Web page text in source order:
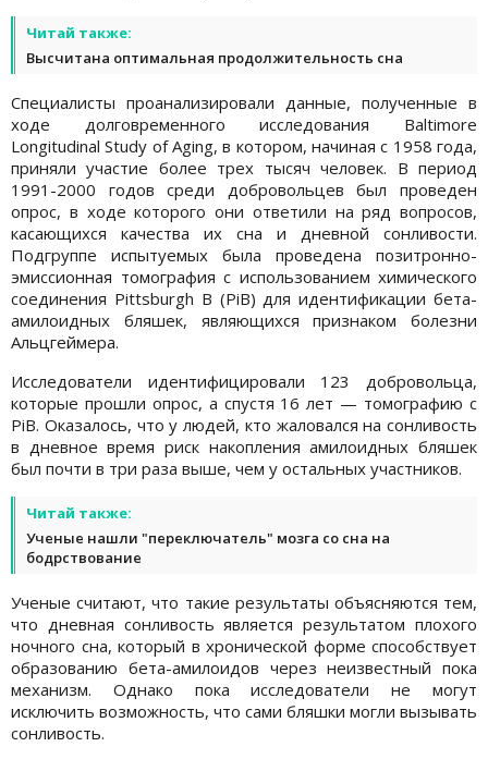
Читай также:
Высчитана оптимальная продолжительность сна
Специалисты проанализировали данные, полученные в
ходе долговременного исследования Baltimore
Longitudinal Study of Aging, в котором, начиная с 1958 года,
приняли участие более трех тысяч человек. В период
1991-2000 годов среди добровольцев был проведен
опрос, в ходе которого они ответили на ряд вопросов,
касающихся качества их сна и дневной сонливости.
Подгруппе испытуемых была проведена позитронно-
эмиссионная томография с использованием химического
соединения Pittsburgh B (PiB) для идентификации бета-
амилоидных бляшек, являющихся признаком болезни
Альцгеймера.
Исследователи идентифицировали 123 добровольца,
которые прошли опрос, а спустя 16 лет — томографию с
PiB. Оказалось, что у людей, кто жаловался на сонливость
в дневное время риск накопления амилоидных бляшек
был почти в три раза выше, чем у остальных участников.
Читай также:
Ученые нашли "переключатель" мозга со сна на
бодрствование
Ученые считают, что такие результаты объясняются тем,
что дневная сонливость является результатом плохого
ночного сна, который в хронической форме способствует
образованию бета-амилоидов через неизвестный пока
механизм. Однако пока исследователи не могут
исключить возможность, что сами бляшки могли вызывать
сонливость.